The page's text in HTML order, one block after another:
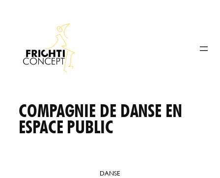
COMPAGNIE DE DANSE EN
ESPACE PUBLIC
DANSE